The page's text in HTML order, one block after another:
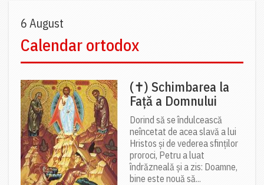
6 August
Calendar ortodox
(✝) Schimbarea la
Față a Domnului
Dorind să se îndulcească
neîncetat de acea slavă a lui
Hristos și de vederea sfinților
proroci, Petru a luat
îndrăzneală și a zis: Doamne,
bine este nouă să...